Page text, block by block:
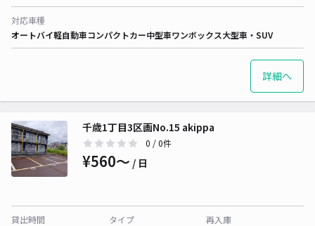
対応車種
オートバイ軽自動車コンパクトカー中型車ワンボックス大型車・SUV
詳細へ
千歳1丁目3区画No.15 akippa
0 / 0件
¥560〜 / 日
貸出時間
タイプ
再入庫